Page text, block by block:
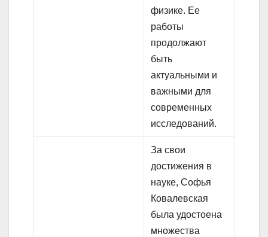
физике. Ее
работы
продолжают
быть
актуальными и
важными для
современных
исследований.
За свои
достижения в
науке, Софья
Ковалевская
была удостоена
множества